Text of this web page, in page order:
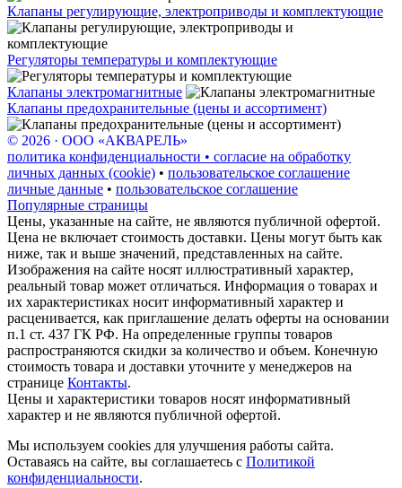
Клапаны регулирующие, электроприводы и комплектующие
Регуляторы температуры и комплектующие
Клапаны электромагнитные
Клапаны предохранительные (цены и ассортимент)
© 2026 · ООО «АКВАРЕЛЬ»
политика конфиденциальности • согласие на обработку
личных данных (cookie) • пользовательское соглашение
личные данные • пользовательское соглашение
Популярные страницы
Цены, указанные на сайте, не являются публичной офертой.
Цена не включает стоимость доставки. Цены могут быть как
ниже, так и выше значений, представленных на сайте.
Изображения на сайте носят иллюстративный характер,
реальный товар может отличаться. Информация о товарах и
их характеристиках носит информативный характер и
расценивается, как приглашение делать оферты на основании
п.1 ст. 437 ГК РФ. На определенные группы товаров
распространяются скидки за количество и объем. Конечную
стоимость товара и доставки уточните у менеджеров на
странице Контакты.
Цены и характеристики товаров носят информативный
характер и не являются публичной офертой.
Мы используем cookies для улучшения работы сайта.
Оставаясь на сайте, вы соглашаетесь с Политикой
конфиденциальности.